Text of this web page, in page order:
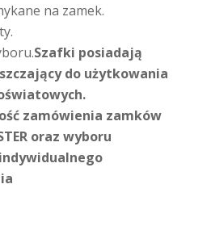
na zamek.
Szafki posiadają
do użytkowania
zamówienia zamków
oraz wyboru